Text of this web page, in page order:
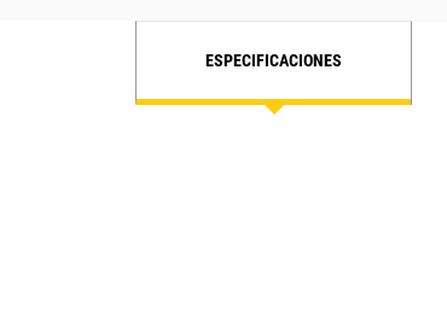
ESPECIFICACIONES